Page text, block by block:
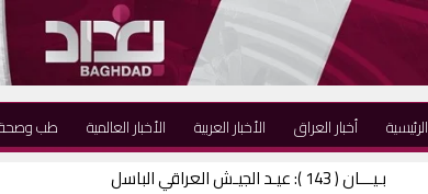
طب الأخبار العالمية الأخبار العربية أخبار العراق الرئيسية
بـيـــان ( 143 ): عيـد الجيـش العراقي الباسل
الحركة تهنيء الاستاذ صلاح الدين بمناسبة انتخابه أميناً عاماً